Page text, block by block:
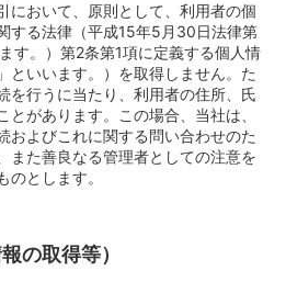
において、原則として、利用者の個
する法律（平成15年5月30日法律第
す。）第2条第1項に定義する個人情
といいます。）を取得しません。た
を行うに当たり、利用者の住所、氏
があります。この場合、当社は、
およびこれに関する問い合わせのた
また善良なる管理者としての注意を
のとします。
の取得等）